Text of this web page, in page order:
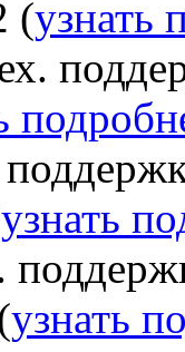
(узнать
узнать
узнать